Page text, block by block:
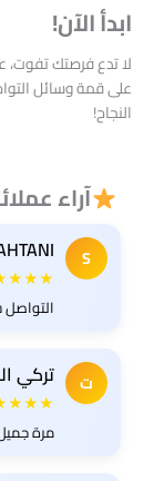
ابدأ الآن!
لا تدع فرصتك تفوت،
على قمة وسائل
النجاح!
آراء
S
ت تركي
مرة